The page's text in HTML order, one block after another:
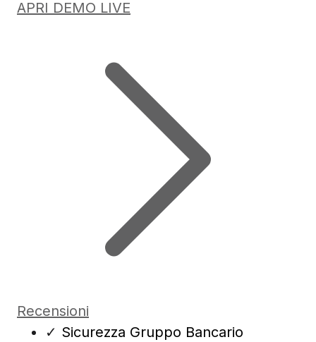
APRI DEMO LIVE
Recensioni
✓ Sicurezza Gruppo Bancario